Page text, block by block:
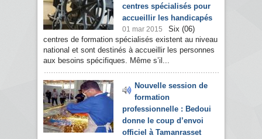
centres spécialisés pour
accueillir les handicapés
01 mar 2015
Six (06)
centres de formation spécialisés existent au niveau
national et sont destinés à accueillir les personnes
aux besoins spécifiques. Même s’il...
Nouvelle session de
formation
professionnelle : Bedoui
donne le coup d’envoi
officiel à Tamanrasset